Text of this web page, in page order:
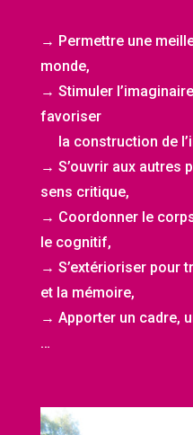
→ Permettre une
monde,
→ Stimuler
favoriser
la construction de
→ S’ouvrir aux autres
sens critique,
→ Coordonner le
le cognitif,
→ S’extérioriser pour
et la mémoire,
→ Apporter un cadre,
…